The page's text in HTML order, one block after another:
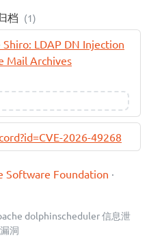
档 (1)
LDAP DN Injection
Mail Archives
2026-49268
Software Foundation ·
dolphinscheduler 信息泄
洞